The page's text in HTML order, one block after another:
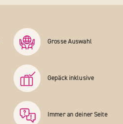
Grosse Auswahl
Gepäck inklusive
Immer an deiner Seite